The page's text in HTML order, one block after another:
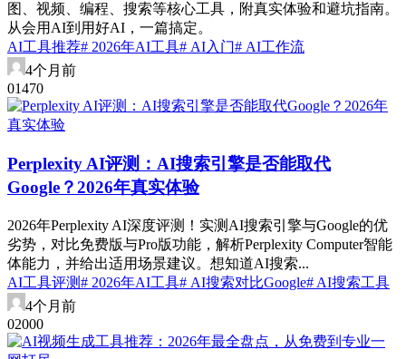
图、视频、编程、搜索等核心工具，附真实体验和避坑指南。
从会用AI到用好AI，一篇搞定。
AI工具推荐# 2026年AI工具# AI入门# AI工作流
4个月前
01470
Perplexity AI评测：AI搜索引擎是否能取代
Google？2026年真实体验
2026年Perplexity AI深度评测！实测AI搜索引擎与Google的优
劣势，对比免费版与Pro版功能，解析Perplexity Computer智能
体能力，并给出适用场景建议。想知道AI搜索...
AI工具评测# 2026年AI工具# AI搜索对比Google# AI搜索工具
4个月前
02000